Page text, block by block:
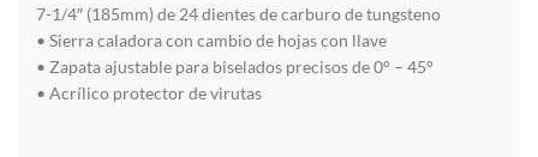
7-1/4″ (185mm) de 24 dientes de carburo de tungsteno
• Sierra caladora con cambio de hojas con llave
• Zapata ajustable para biselados precisos de 0° – 45°
• Acrílico protector de virutas